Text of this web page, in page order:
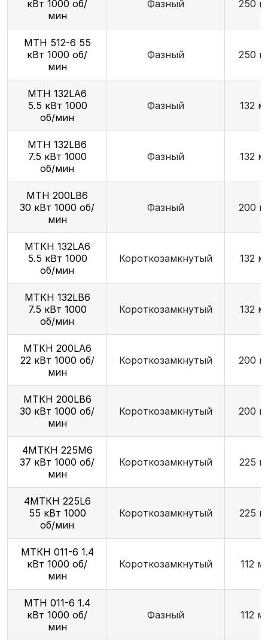
кВт 1000 об/
мин
Фазный 250
МТН 512-6 55
кВт 1000 об/
мин
Фазный 250
МТН 132LA6
5.5 кВт 1000
об/мин
Фазный 132
МТН 132LB6
7.5 кВт 1000
об/мин
Фазный 132
МТН 200LB6
30 кВт 1000 об/
мин
Фазный 200
МТКН 132LA6
5.5 кВт 1000
об/мин
Короткозамкнутый 132
МТКН 132LB6
7.5 кВт 1000
об/мин
Короткозамкнутый 132
МТКН 200LA6
22 кВт 1000 об/
мин
Короткозамкнутый 200
МТКН 200LB6
30 кВт 1000 об/
мин
Короткозамкнутый 200
4МТКН 225М6
37 кВт 1000 об/
мин
Короткозамкнутый 225
4МТКН 225L6
55 кВт 1000
об/мин
Короткозамкнутый 225
МТКН 011-6 1.4
кВт 1000 об/
мин
Короткозамкнутый 112
MTH 011-6 1.4
кВт 1000 об/
мин
Фазный 112